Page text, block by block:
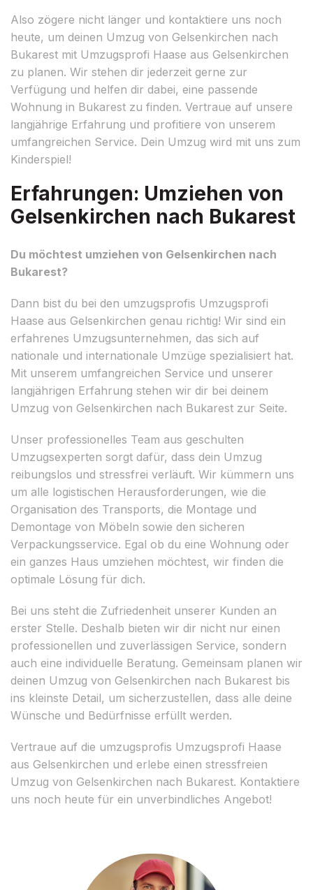
Also zögere nicht länger und kontaktiere uns noch
heute, um deinen Umzug von Gelsenkirchen nach
Bukarest mit Umzugsprofi Haase aus Gelsenkirchen
zu planen. Wir stehen dir jederzeit gerne zur
Verfügung und helfen dir dabei, eine passende
Wohnung in Bukarest zu finden. Vertraue auf unsere
langjährige Erfahrung und profitiere von unserem
umfangreichen Service. Dein Umzug wird mit uns zum
Kinderspiel!
Erfahrungen: Umziehen von
Gelsenkirchen nach Bukarest
Du möchtest umziehen von Gelsenkirchen nach
Bukarest?
Dann bist du bei den umzugsprofis Umzugsprofi
Haase aus Gelsenkirchen genau richtig! Wir sind ein
erfahrenes Umzugsunternehmen, das sich auf
nationale und internationale Umzüge spezialisiert hat.
Mit unserem umfangreichen Service und unserer
langjährigen Erfahrung stehen wir dir bei deinem
Umzug von Gelsenkirchen nach Bukarest zur Seite.
Unser professionelles Team aus geschulten
Umzugsexperten sorgt dafür, dass dein Umzug
reibungslos und stressfrei verläuft. Wir kümmern uns
um alle logistischen Herausforderungen, wie die
Organisation des Transports, die Montage und
Demontage von Möbeln sowie den sicheren
Verpackungsservice. Egal ob du eine Wohnung oder
ein ganzes Haus umziehen möchtest, wir finden die
optimale Lösung für dich.
Bei uns steht die Zufriedenheit unserer Kunden an
erster Stelle. Deshalb bieten wir dir nicht nur einen
professionellen und zuverlässigen Service, sondern
auch eine individuelle Beratung. Gemeinsam planen wir
deinen Umzug von Gelsenkirchen nach Bukarest bis
ins kleinste Detail, um sicherzustellen, dass alle deine
Wünsche und Bedürfnisse erfüllt werden.
Vertraue auf die umzugsprofis Umzugsprofi Haase
aus Gelsenkirchen und erlebe einen stressfreien
Umzug von Gelsenkirchen nach Bukarest. Kontaktiere
uns noch heute für ein unverbindliches Angebot!